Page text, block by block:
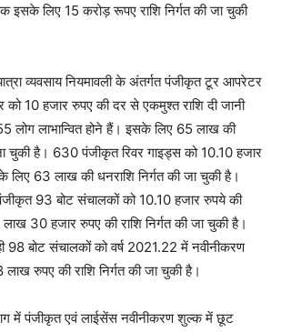
इसके लिए 15 करोड़ रूपए राशि निर्गत की जा चुकी
व्यवसाय नियमावली के अंतर्गत पंजीकृत टूर आपरेटर
10 हजार रुपए की दर से एकमुश्त राशि दी जानी
लाभान्वित होने हैं। इसके लिए 65 लाख की
चुकी है। 630 पंजीकृत रिवर गाइड्स को 10.10 हजार
लिए 63 लाख की धनराशि निर्गत की जा चुकी है।
93 बोट संचालकों को 10.10 हजार रुपये की
30 हजार रुपए की राशि निर्गत की जा चुकी है।
98 बोट संचालकों को वर्ष 2021.22 में नवीनीकरण
रुपए की राशि निर्गत की जा चुकी है।
में पंजीकृत एवं लाईसेंस नवीनीकरण शुल्क में छूट